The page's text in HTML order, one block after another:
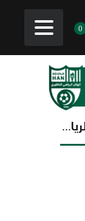
0
الهلال الرياضي الناظوري